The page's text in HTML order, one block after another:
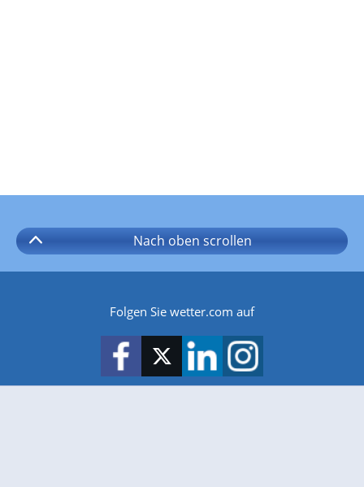
Nach oben scrollen
Folgen Sie wetter.com auf